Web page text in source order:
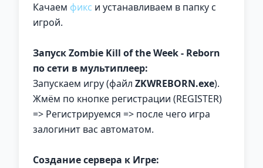
Качаем фикс и устанавливаем в папку с
игрой.
Запуск Zombie Kill of the Week - Reborn
по сети в мультиплеер:
Запускаем игру (файл ZKWREBORN.exe).
Жмём по кнопке регистрации (REGISTER)
=> Регистрируемся => после чего игра
залогинит вас автоматом.
Создание сервера к Игре: